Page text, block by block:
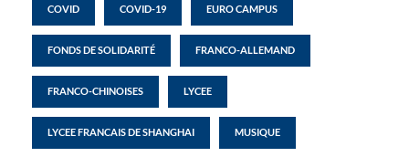
COVID COVID-19 EURO CAMPUS
FONDS DE SOLIDARITÉ FRANCO-ALLEMAND
FRANCO-CHINOISES LYCEE
LYCEE FRANCAIS DE SHANGHAI MUSIQUE